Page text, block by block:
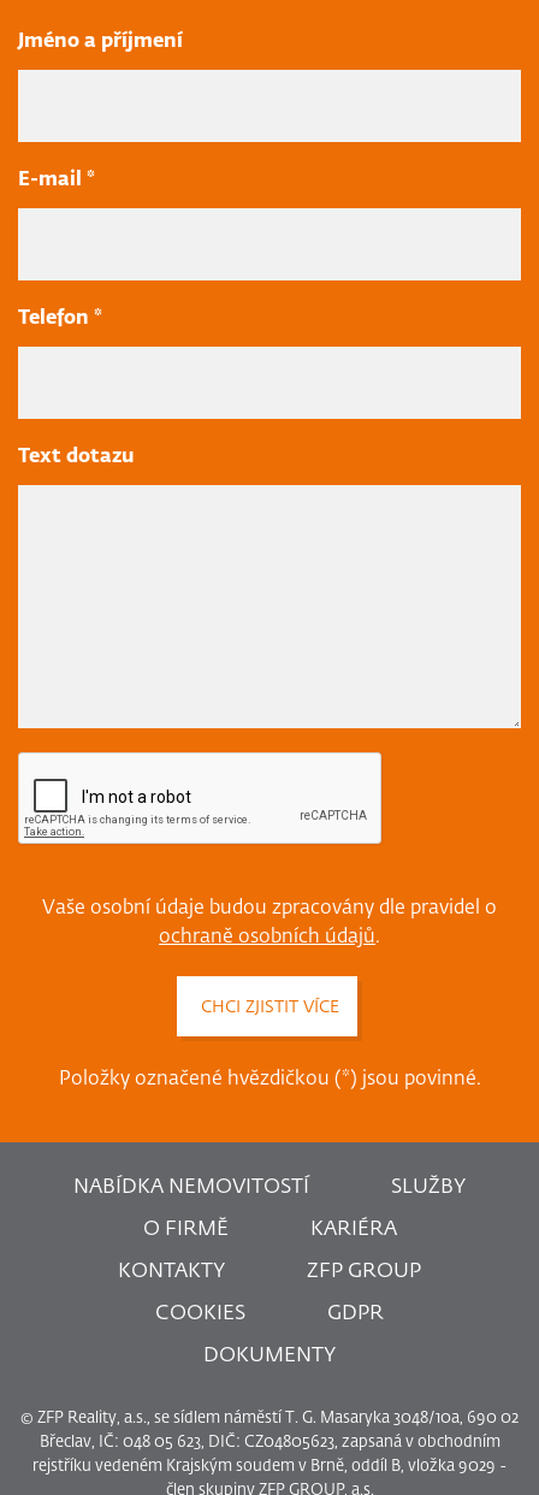
Jméno a příjmení
E-mail *
Telefon *
Text dotazu
Vaše osobní údaje budou zpracovány dle pravidel o
ochraně osobních údajů.
Položky označené hvězdičkou (*) jsou povinné.
NABÍDKA NEMOVITOSTÍ SLUŽBY
O FIRMĚ KARIÉRA
KONTAKTY ZFP GROUP
COOKIES GDPR
DOKUMENTY
© ZFP Reality, a.s., se sídlem náměstí T. G. Masaryka 3048/10a, 690 02
Břeclav, IČ: 048 05 623, DIČ: CZ04805623, zapsaná v obchodním
rejstříku vedeném Krajským soudem v Brně, oddíl B, vložka 9029 -
člen skupiny ZFP GROUP, a.s.